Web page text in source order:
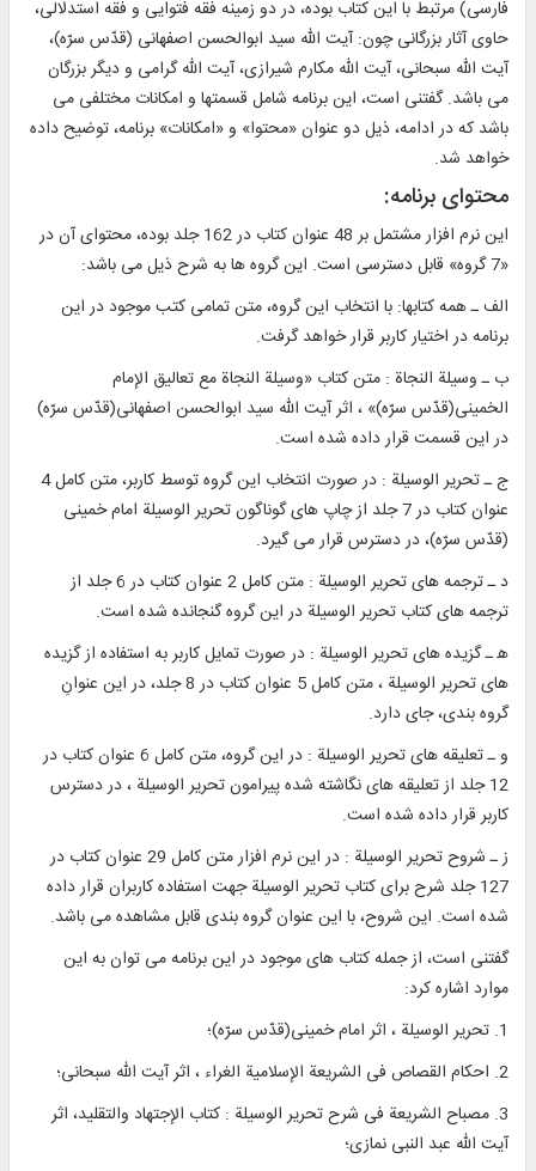
فارسی) مرتبط با اين كتاب بوده، در دو زمينه فقه فتوايی و فقه استدلالی،
حاوی آثار بزرگانی چون: آيت الله سيد ابوالحسن اصفهانی (قدّس سرّه)،
آيت الله سبحانی، آيت الله مكارم شيرازی، آيت الله گرامی و ديگر بزرگان
می ‎باشد. گفتنی است، اين برنامه شامل قسمتها و امكانات مختلفی می
باشد كه در ادامه، ذيل دو عنوان «محتوا» و «امكانات» برنامه، توضيح داده
خواهد شد.
محتوای برنامه:
اين نرم افزار مشتمل بر 48 عنوان کتاب در 162 جلد بوده، محتوای آن در
«7 گروه» قابل دسترسی است. اين گروه ها به شرح ذيل می باشد:
الف ـ همه كتابها: با انتخاب اين گروه، متن تمامی كتب موجود در اين
برنامه در اختيار كاربر قرار خواهد گرفت.
ب ـ وسيلة النجاة : متن كتاب «وسيلة النجاة مع تعاليق الإمام
الخمينى(قدّس سرّه)» ، اثر آيت الله سيد ابوالحسن اصفهانی(قدّس سرّه)
در اين قسمت قرار داده شده است.
ج ـ تحرير الوسيلة : در صورت انتخاب اين گروه توسط كاربر، متن كامل 4
عنوان كتاب در 7 جلد از چاپ های گوناگون تحرير الوسيلة امام خمينی
(قدّس سرّه)، در دسترس قرار می گيرد.
د ـ ترجمه های تحرير الوسيلة : متن كامل 2 عنوان كتاب در 6 جلد از
ترجمه های كتاب تحرير الوسيلة در اين گروه گنجانده شده است.
ﻫ ـ گزيده های تحرير الوسيلة : در صورت تمايل كاربر به استفاده از گزيده
های تحرير الوسيلة ، متن كامل 5 عنوان كتاب در 8 جلد، در اين عنوانِ
گروه بندی، جای دارد.
و ـ تعليقه های تحرير الوسيلة : در اين گروه، متن كامل 6 عنوان كتاب در
12 جلد از تعليقه های نگاشته شده پيرامون تحرير الوسيلة ، در دسترس
كاربر قرار داده شده است.
ز ـ شروح تحرير الوسيلة : در اين نرم افزار متن كامل 29 عنوان كتاب در
127 جلد شرح برای كتاب تحرير الوسيلة جهت استفاده كاربران قرار داده
شده است. اين شروح، با اين عنوان گروه بندی قابل مشاهده می باشد.
گفتنی است، از جمله كتاب های موجود در اين برنامه می توان به اين
موارد اشاره كرد:
1. تحرير الوسيلة ، اثر امام خمينی(قدّس سرّه)؛
2. احكام القصاص فی الشريعة الإسلامية الغراء ، اثر آيت الله سبحانی؛
3. مصباح الشريعة فی شرح تحرير الوسيلة : کتاب الإجتهاد والتقليد، اثر
آيت الله عبد النبی نمازی؛